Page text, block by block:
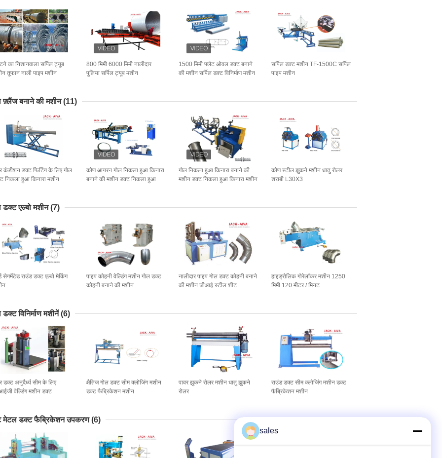
का निशानवाला सर्पिल ट्यूब
तूफान नाली पाइप मशीन
800 मिमी 6000 मिमी नालीदार
पुलिया सर्पिल ट्यूब मशीन
1500 मिमी फ्लैट ओवल डक्ट बनाने
की मशीन सर्पिल डक्ट विनिर्माण मशीन
सर्पिल डक्ट मशीन TF-1500C सर्पिल
पाइप मशीन
फ़्लैंज बनाने की मशीन (11)
कंडीशन डक्ट फिटिंग के लिए गोल
निकला हुआ किनारा मशीन
कोण आयरन गोल निकला हुआ किनारा
बनाने की मशीन डक्ट निकला हुआ
गोल निकला हुआ किनारा बनाने की
मशीन डक्ट निकला हुआ किनारा मशीन
कोण स्टील झुकने मशीन धातु रोलर
शराबी L30X3
डक्ट एल्बो मशीन (7)
सेगमेंटेड राउंड डक्ट एल्बो मेकिंग
पाइप कोहनी वेल्डिंग मशीन गोल डक्ट
कोहनी बनाने की मशीन
नालीदार पाइप गोल डक्ट कोहनी बनाने
की मशीन जीआई स्टील शीट
हाइड्रोलिक गोरेलॉकर मशीन 1250
मिमी 120 मीटर / मिनट
डक्ट विनिर्माण मशीनें (6)
डक्ट अनुदैर्ध्य सीम के लिए
वेल्डिंग मशीन डक्ट
क्षैतिज गोल डक्ट सीम क्लोजिंग मशीन
डक्ट फैब्रिकेशन मशीन
पावर झुकने रोलर मशीन धातु झुकने
रोलर
राउंड डक्ट सीम क्लोजिंग मशीन डक्ट
फैब्रिकेशन मशीन
मेटल डक्ट फैब्रिकेशन उपकरण (6)
sales